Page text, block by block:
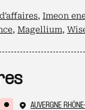
, Imeon
, Magellium,
AUVERGNE